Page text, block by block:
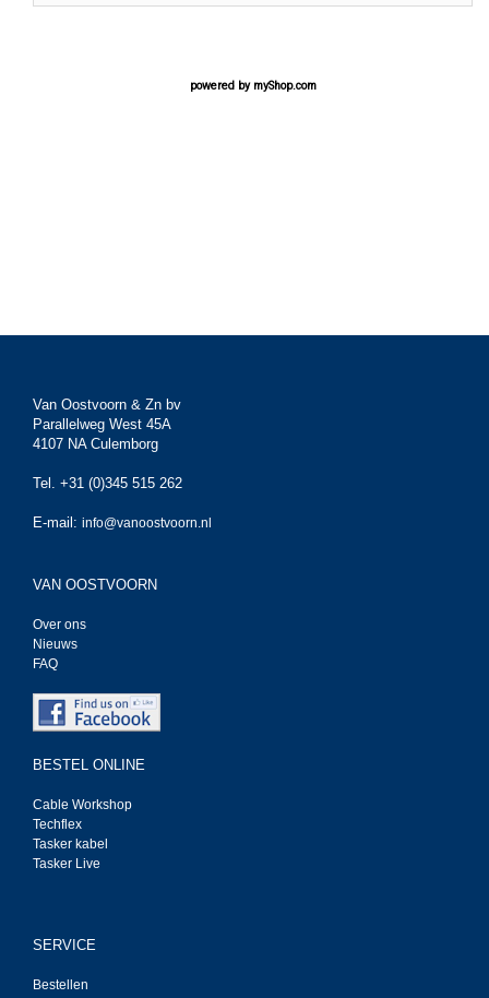
powered by myShop.com
Van Oostvoorn & Zn bv
Parallelweg West 45A
4107 NA Culemborg
Tel. +31 (0)345 515 262
E-mail: info@vanoostvoorn.nl
VAN OOSTVOORN
Over ons
Nieuws
FAQ
BESTEL ONLINE
Cable Workshop
Techflex
Tasker kabel
Tasker Live
SERVICE
Bestellen